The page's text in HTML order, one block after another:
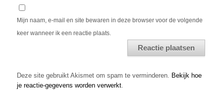
Mijn naam, e-mail en site bewaren in deze browser voor de volgende
keer wanneer ik een reactie plaats.
Deze site gebruikt Akismet om spam te verminderen. Bekijk hoe
je reactie-gegevens worden verwerkt.